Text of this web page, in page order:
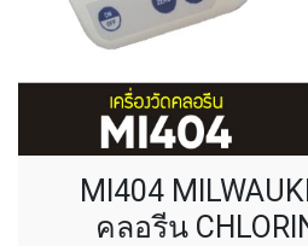
MI404
คลอรีน